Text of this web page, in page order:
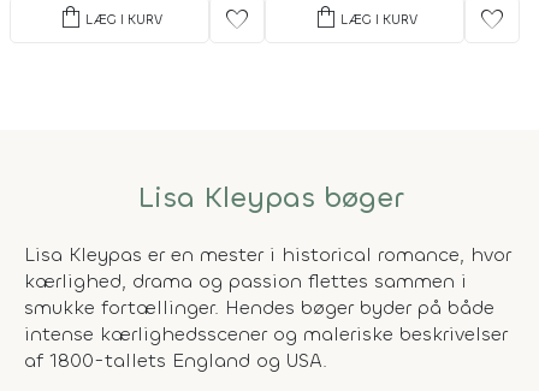
shopping_bag LÆG I KURV favorite shopping_bag LÆG I KURV favorite
Lisa Kleypas bøger
Lisa Kleypas er en mester i historical romance, hvor
kærlighed, drama og passion flettes sammen i
smukke fortællinger. Hendes bøger byder på både
intense kærlighedsscener og maleriske beskrivelser
af 1800-tallets England og USA.